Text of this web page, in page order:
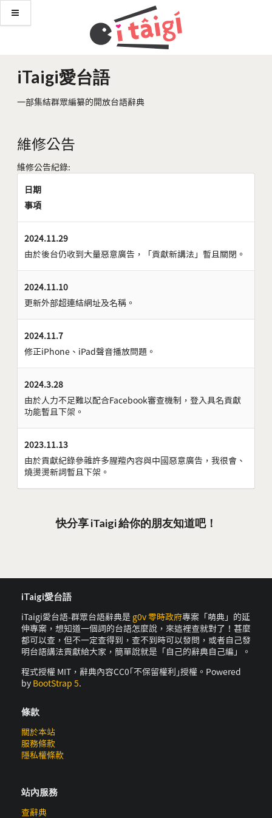
iTaigi愛台語
一部集結群眾編纂的開放台語辭典
維修公告
維修公告紀錄:
日期
事項
2024.11.29
由於後台仍收到大量惡意廣告，「貢獻新講法」暫且關閉。
2024.11.10
更新外部超連結網址及名稱。
2024.11.7
修正iPhone、iPad聲音播放問題。
2024.3.28
由於人力不足難以配合Facebook審查機制，登入具名貢獻
功能暫且下架。
2023.11.13
由於貢獻紀錄參雜許多腥羶內容與中國惡意廣告，我很會、
燒燙燙新詞暫且下架。
快分享 iTaigi 給你的朋友知道吧！
iTaigi愛台語
iTaigi愛台語-群眾台語辭典是 g0v 零時政府專案「萌典」的延
伸專案，想知道一個詞的台語怎麼說，來這裡查就對了！甚麼
都可以查，但不一定查得到，查不到時可以發問，或者自己發
明台語講法貢獻給大家，簡單說就是「自己的辭典自己編」。
程式授權 MIT，辭典內容CC0｢不保留權利｣授權。Powered
by BootStrap 5.
條款
關於本站
服務條款
隱私權條款
站內服務
查辭典